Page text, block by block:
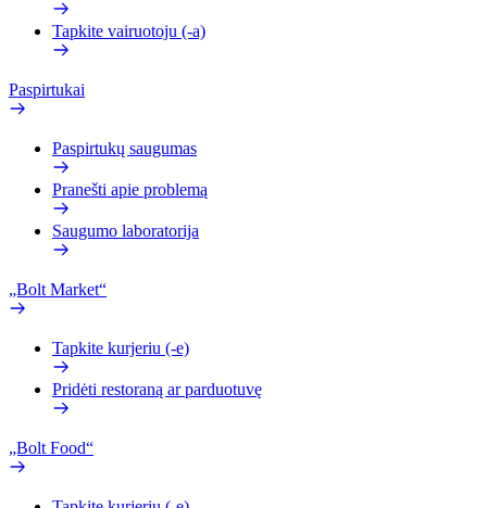
Tapkite vairuotoju (-a)
Paspirtukai
Paspirtukų saugumas
Pranešti apie problemą
Saugumo laboratorija
„Bolt Market“
Tapkite kurjeriu (-e)
Pridėti restoraną ar parduotuvę
„Bolt Food“